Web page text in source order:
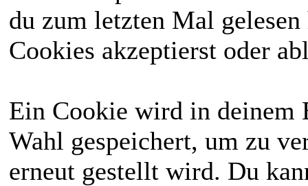
du zum letzten Mal
Cookies akzeptierst oder
Ein Cookie wird in deinem
Wahl gespeichert, um zu
erneut gestellt wird. Du